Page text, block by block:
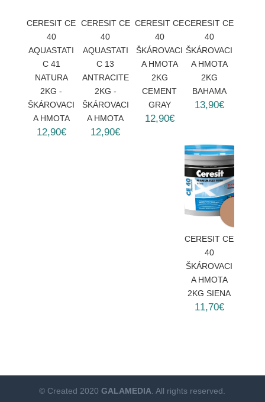
CERESIT CE
40
AQUASTATI
C 41
NATURA
2KG -
ŠKÁROVACI
A HMOTA
12,90€
CERESIT CE
40
AQUASTATI
C 13
ANTRACITE
2KG -
ŠKÁROVACI
A HMOTA
12,90€
CERESIT CE
40
ŠKÁROVACI
A HMOTA
2KG
CEMENT
GRAY
12,90€
CERESIT CE
40
ŠKÁROVACI
A HMOTA
2KG
BAHAMA
13,90€
CERESIT CE
40
ŠKÁROVACI
A HMOTA
2KG SIENA
11,70€
© Created 2020GALAMEDIA . All rights reserved.